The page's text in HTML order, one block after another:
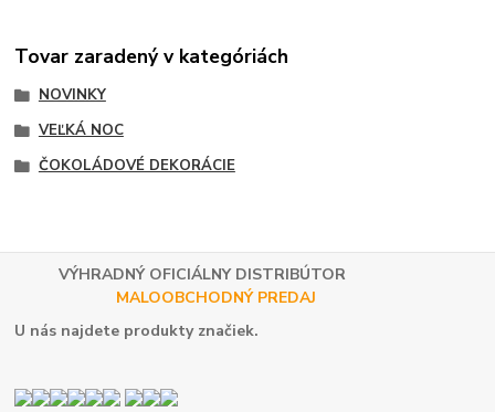
Tovar zaradený v kategóriách
NOVINKY
VEĽKÁ NOC
ČOKOLÁDOVÉ DEKORÁCIE
VÝHRADNÝ OFICIÁLNY DISTRIBÚTOR
MALOOBCHODNÝ PREDAJ
U nás najdete produkty značiek.